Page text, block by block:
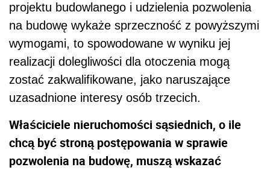
projektu budowlanego i udzielenia pozwolenia
na budowę wykaże sprzeczność z powyższymi
wymogami, to spowodowane w wyniku jej
realizacji dolegliwości dla otoczenia mogą
zostać zakwalifikowane, jako naruszające
uzasadnione interesy osób trzecich.
Właściciele nieruchomości sąsiednich, o ile
chcą być stroną postępowania w sprawie
pozwolenia na budowę, muszą wskazać